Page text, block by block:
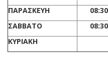
ΠΑΡΑΣΚΕΥΗ
08:30
ΣΑΒΒΑΤΟ
08:30
ΚΥΡΙΑΚΗ